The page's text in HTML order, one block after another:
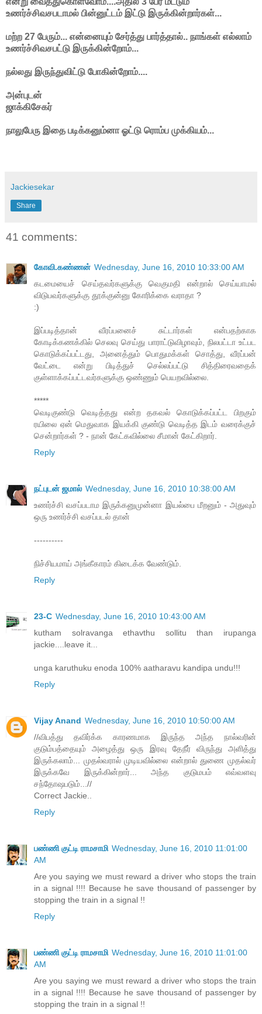
உணர்ச்சிவசபடாமல் பின்னுட்டம் இட்டு இருக்கின்றார்கள்...
மற்ற 27 பேரும்... என்னையும் சேர்த்து பார்த்தால்.. நாங்கள் எல்லாம்
உணர்ச்சிவசபட்டு இருக்கின்றோம்...
நல்லது இருந்துவிட்டு போகின்றோம்....
அன்புடன்
ஜாக்கிசேகர்
நாலுபேரு இதை படிக்கனும்னா ஓட்டு ரொம்ப முக்கியம்...
Jackiesekar
Share
41 comments:
கோவி.கண்ணன் Wednesday, June 16, 2010 10:33:00 AM
கடமையைச் செய்தவர்களுக்கு வெகுமதி என்றால் செய்யாமல்
விடுபவர்களுக்கு தூக்குன்னு கோரிக்கை வராதா ?
:)
இப்படித்தான் வீரப்பனைச் சுட்டார்கள் என்பதற்காக
கோடிக்கணக்கில் செலவு செய்து பாராட்டுவிழாவும், நிலபட்டா உட்பட
கொடுக்கப்பட்டது, அனைத்தும் பொதுமக்கள் சொத்து, வீரப்பன்
வேட்டை என்று பிடித்துச் செல்லப்பட்டு சித்திரைவதைக்
குள்ளாக்கப்பட்டவர்களுக்கு ஒண்ணும் பெயறவில்லை.
*****
வெடிகுண்டு வெடித்தது என்ற தகவல் கொடுக்கப்பட்ட பிறகும்
ரயிலை ஏன் மெதுவாக இயக்கி குண்டு வெடித்த இடம் வரைக்குச்
சென்றார்கள் ? - நான் கேட்கவில்லை சீமான் கேட்கிறார்.
Reply
நட்புடன் ஜமால் Wednesday, June 16, 2010 10:38:00 AM
உணர்ச்சி வசப்படாம இருக்கனுமுன்னா இயல்பை மீறனும் - அதுவும்
ஒரு உணர்ச்சி வசப்படல் தான்
----------
நிச்சியமாய் அங்கீகாரம் கிடைக்க வேண்டும்.
Reply
23-C Wednesday, June 16, 2010 10:43:00 AM
kutham solravanga ethavthu sollitu than irupanga
jackie....leave it...
unga karuthuku enoda 100% aatharavu kandipa undu!!!
Reply
Vijay Anand Wednesday, June 16, 2010 10:50:00 AM
//விபத்து தவிர்க்க காரணமாக இருந்த அந்த நால்வரின்
குடும்பத்தையும் அழைத்து ஒரு இரவு தேநீர் விருந்து அளித்து
இருக்கலாம்... முதல்வரால் முடியவில்லை என்றால் துணை முதல்வர்
இருக்கவே இருக்கின்றார்... அந்த குடுமபம் எவ்வளவு
சந்தோஷபடும்...//
Correct Jackie..
Reply
பண்ணி குட்டி ராமசாமி Wednesday, June 16, 2010 11:01:00
AM
Are you saying we must reward a driver who stops the train
in a signal !!!! Because he save thousand of passenger by
stopping the train in a signal !!
Reply
பண்ணி குட்டி ராமசாமி Wednesday, June 16, 2010 11:01:00
AM
Are you saying we must reward a driver who stops the train
in a signal !!!! Because he save thousand of passenger by
stopping the train in a signal !!